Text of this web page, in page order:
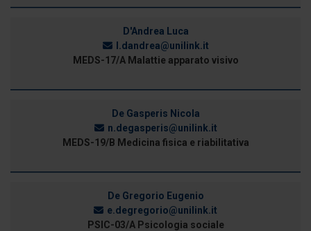
D'Andrea Luca
l.dandrea@unilink.it
MEDS-17/A Malattie apparato visivo
De Gasperis Nicola
n.degasperis@unilink.it
MEDS-19/B Medicina fisica e riabilitativa
De Gregorio Eugenio
e.degregorio@unilink.it
PSIC-03/A Psicologia sociale